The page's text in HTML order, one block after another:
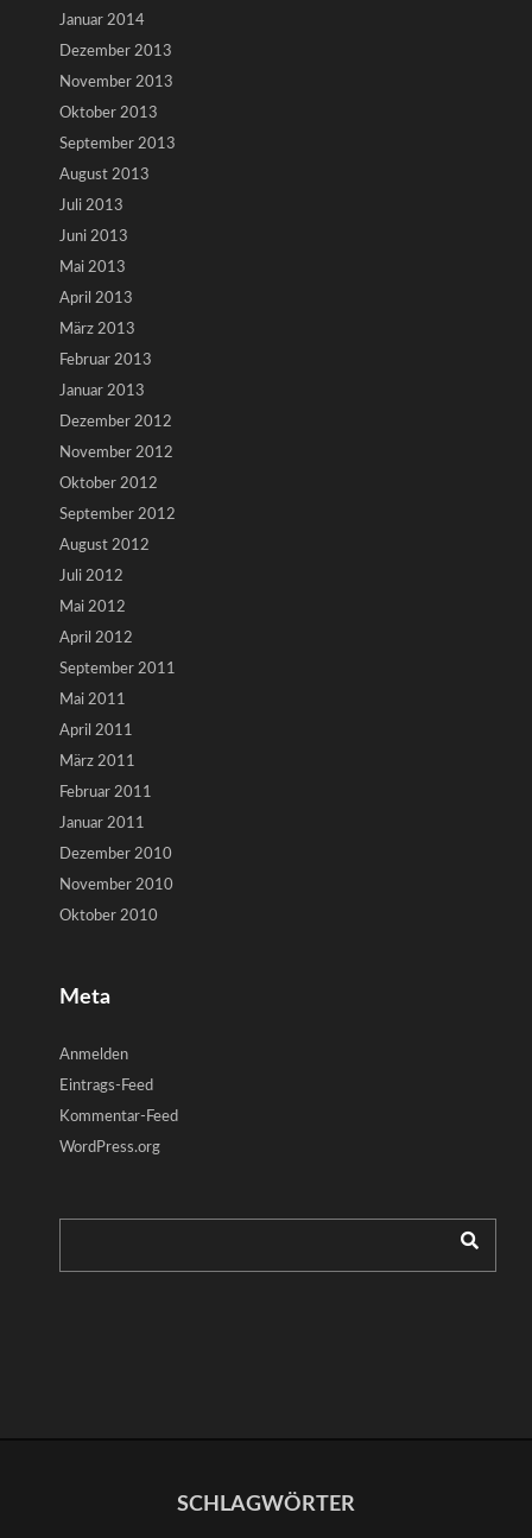
Januar 2014
Dezember 2013
November 2013
Oktober 2013
September 2013
August 2013
Juli 2013
Juni 2013
Mai 2013
April 2013
März 2013
Februar 2013
Januar 2013
Dezember 2012
November 2012
Oktober 2012
September 2012
August 2012
Juli 2012
Mai 2012
April 2012
September 2011
Mai 2011
April 2011
März 2011
Februar 2011
Januar 2011
Dezember 2010
November 2010
Oktober 2010
Meta
Anmelden
Eintrags-Feed
Kommentar-Feed
WordPress.org
SCHLAGWÖRTER